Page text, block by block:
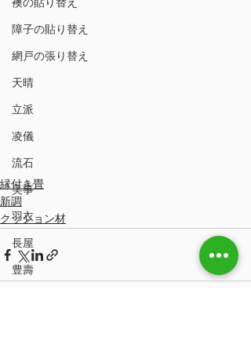
障子の貼り替え
網戸の張り替え
天晴
立派
凌儀
流石
美事
羽衣
長屋
豊壽
縁付き畳
新調
クッション材